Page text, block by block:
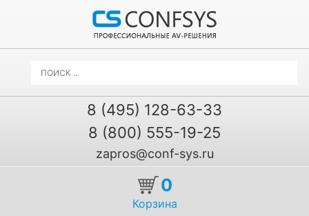
8 (495) 128-63-33
8 (800) 555-19-25
zapros@conf-sys.ru
0
Корзина